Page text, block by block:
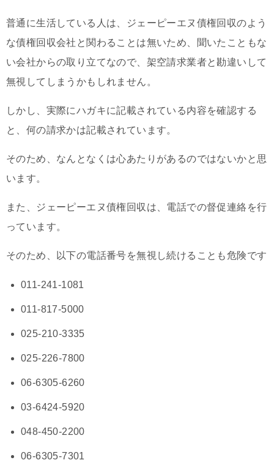
普通に生活している人は、ジェーピーエヌ債権回収のよう
な債権回収会社と関わることは無いため、聞いたこともな
い会社からの取り立てなので、架空請求業者と勘違いして
無視してしまうかもしれません。
しかし、実際にハガキに記載されている内容を確認する
と、何の請求かは記載されています。
そのため、なんとなくは心あたりがあるのではないかと思
います。
また、ジェーピーエヌ債権回収は、電話での督促連絡を行
っています。
そのため、以下の電話番号を無視し続けることも危険です
011-241-1081
011-817-5000
025-210-3335
025-226-7800
06-6305-6260
03-6424-5920
048-450-2200
06-6305-7301